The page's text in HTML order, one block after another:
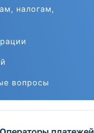
налогам,
вопросы